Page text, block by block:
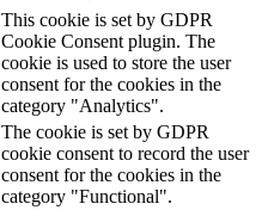
This cookie is set by GDPR
Cookie Consent plugin. The
cookie is used to store the user
consent for the cookies in the
category "Analytics".
The cookie is set by GDPR
cookie consent to record the user
consent for the cookies in the
category "Functional".